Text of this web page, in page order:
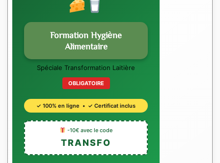
Formation Hygiène
Alimentaire
Spéciale Transformation Laitière
OBLIGATOIRE
✓ 100% en ligne • ✓ Certificat inclus
-10€ avec le code
TRANSFO